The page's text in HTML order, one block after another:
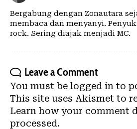
Bergabung dengan Zonautara
membaca dan menyanyi.
rock. Sering diajak menjadi MC.
Leave a Comment
You must be logged in to
This site uses Akismet to
Learn how your comment
processed.